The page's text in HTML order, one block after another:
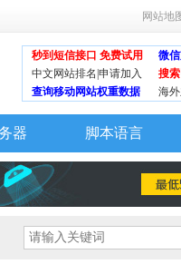
网站地
秒到短信接口 免费试用
微
中文网站排名|申请加入
搜
查询移动网站权重数据
海
器 脚本语言